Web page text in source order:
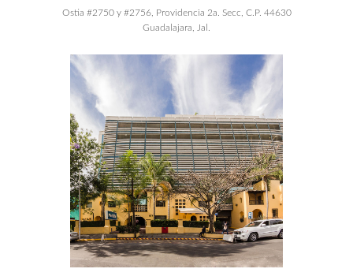
Ostia #2750 y #2756, Providencia 2a. Secc, C.P. 44630
Guadalajara, Jal.